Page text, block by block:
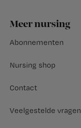
Footer
Meer nursing
Abonnementen
Nursing shop
Contact
Veelgestelde vragen